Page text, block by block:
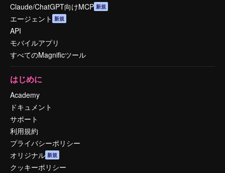
Claude/ChatGPT向けMCP 新規
エージェント 新規
API
モバイルアプリ
すべてのMagnificツール
はじめに
Academy
ドキュメント
サポート
利用規約
プライバシーポリシー
オリジナル 新規
クッキーポリシー